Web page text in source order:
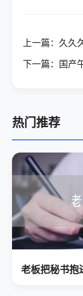
上一篇：久久
下一篇：国产
热门推荐
老板把秘书抱